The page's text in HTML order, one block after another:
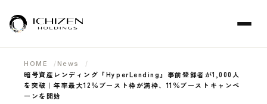
HOME News
暗号資産レンディング『HyperLending』事前登録者が1,000人
を突破｜年率最大12％ブースト枠が満枠、11％ブーストキャンペ
ーンを開始